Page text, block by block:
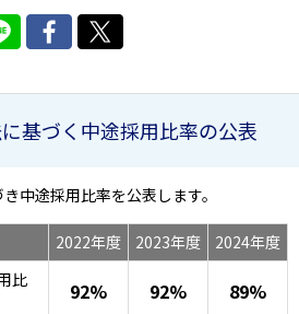
内
について
てTOP
法人のお客さま
基づく中途採用比率の公表
中途採用比率を公表します。
2022年度 2023年度
2024年度
比
92% 92% 89%